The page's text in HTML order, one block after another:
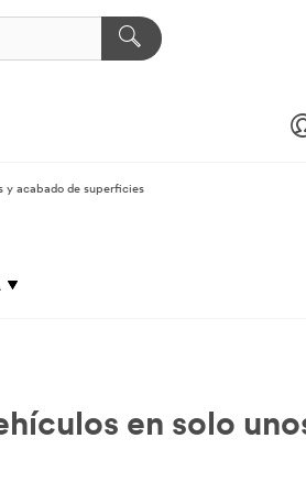
y acabado de superficies
en solo